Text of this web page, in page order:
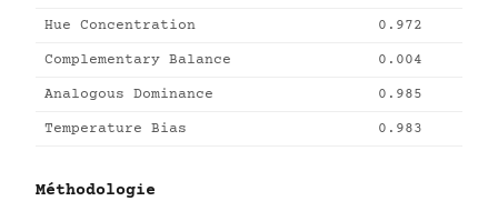
Hue Concentration 0.972
Complementary Balance 0.004
Analogous Dominance 0.985
Temperature Bias 0.983
Méthodologie